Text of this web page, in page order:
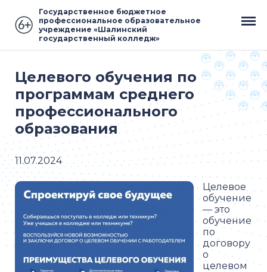
Государственное бюджетное
профессиональное образовательное
учреждение «Шалинский
государственный колледж»
Целевого обучения по
программам среднего
профессионального
образования
11.07.2024
Целевое
обучение
— это
обучение
по
договору
о
целевом